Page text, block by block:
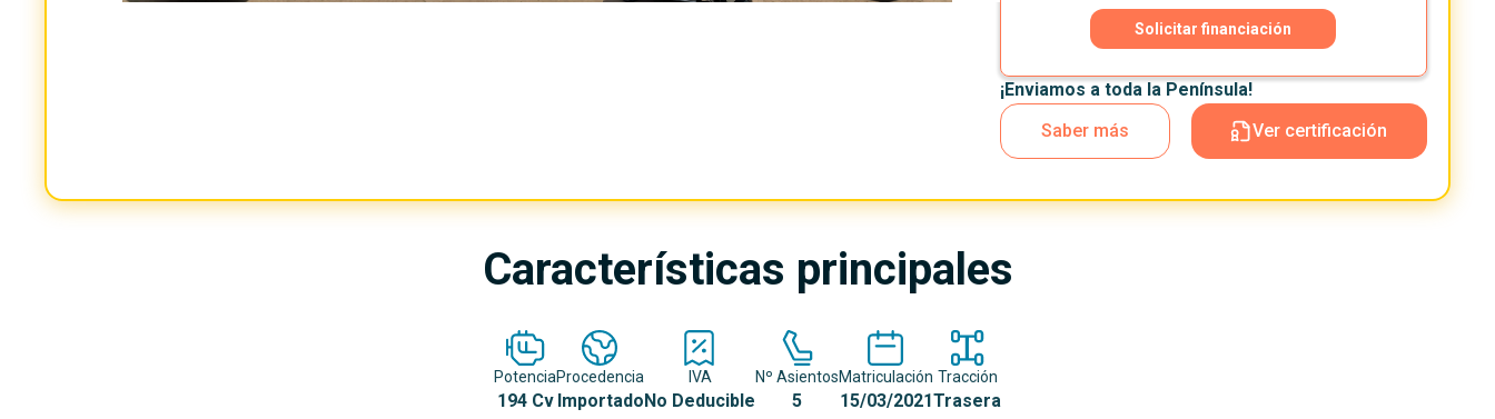
Solicitar financiación
¡Enviamos a toda la Península!
Saber más
Ver certificación
Características principales
Potencia
194 Cv
Procedencia
Importado
IVA
No Deducible
Nº Asientos
5
Matriculación
15/03/2021
Tracción
Trasera